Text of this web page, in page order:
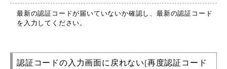
最新の認証コードが届いていないか確認し、最新の認証コード
を入力してください。
認証コードの入力画面に戻れない(再度認証コード